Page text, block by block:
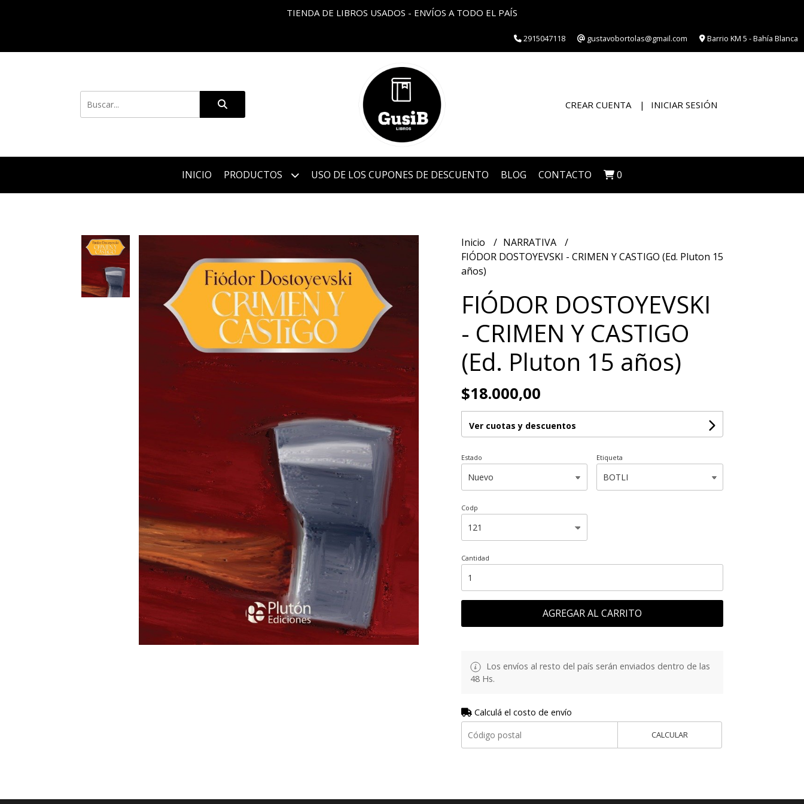
TIENDA DE LIBROS USADOS - ENVÍOS A TODO EL PAÍS
2915047118 gustavobortolas@gmail.com Barrio KM 5 - Bahía Blanca
CREAR CUENTA INICIAR SESIÓN
INICIO PRODUCTOS USO DE LOS CUPONES DE DESCUENTO BLOG CONTACTO 0
Inicio
NARRATIVA
FIÓDOR DOSTOYEVSKI - CRIMEN Y CASTIGO (Ed. Pluton 15
años)
FIÓDOR DOSTOYEVSKI
- CRIMEN Y CASTIGO
(Ed. Pluton 15 años)
$18.000,00
Ver cuotas y descuentos
Estado Etiqueta
Codp
Cantidad
AGREGAR AL CARRITO
Los envíos al resto del país serán enviados dentro de las
48 Hs.
Calculá el costo de envío
CALCULAR